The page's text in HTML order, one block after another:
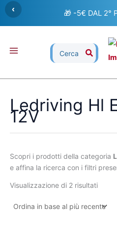
Vai
contenuto
‹ 🎁 -5€ DAL 2°
Ricerca
per:
Ledriving Hl
12V
Scopri i prodotti della categoria
e affina la ricerca con i filtri
Visualizzazione di 2 risultati
in
base